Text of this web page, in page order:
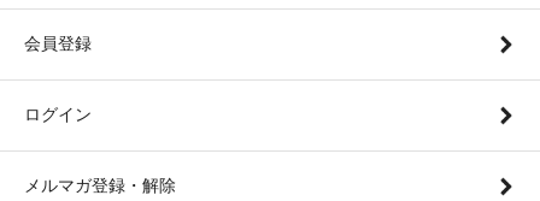
会員登録
ログイン
メルマガ登録・解除